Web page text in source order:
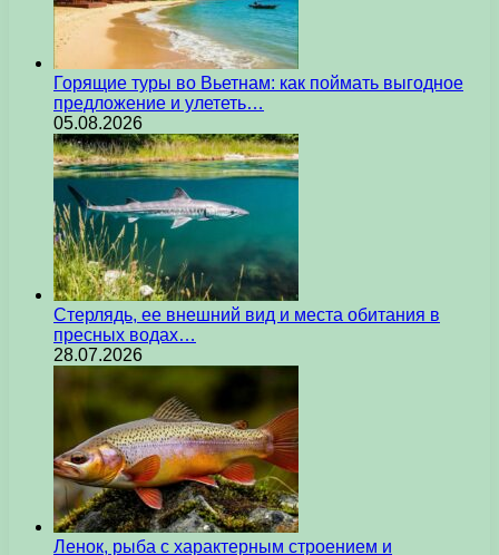
Горящие туры во Вьетнам: как поймать выгодное
предложение и улететь…
05.08.2026
Стерлядь, ее внешний вид и места обитания в
пресных водах…
28.07.2026
Ленок, рыба с характерным строением и